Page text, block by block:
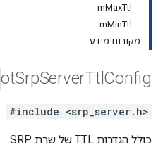
mMaxTtl
mMinTtl
מקורות מידע
otSrpServerTtl Config
#include <srp_server.h>
כולל הגדרות TTL של שרת SRP.